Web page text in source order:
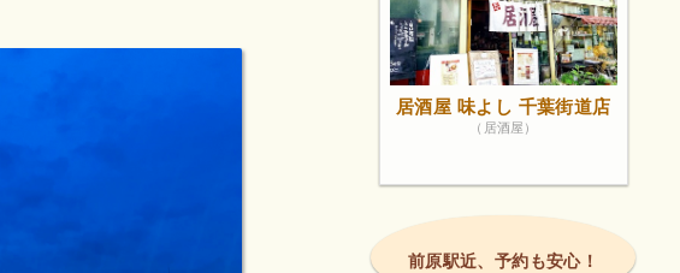
居酒屋 味よし 千葉街道店
（居酒屋）
前原駅近、予約も安心！